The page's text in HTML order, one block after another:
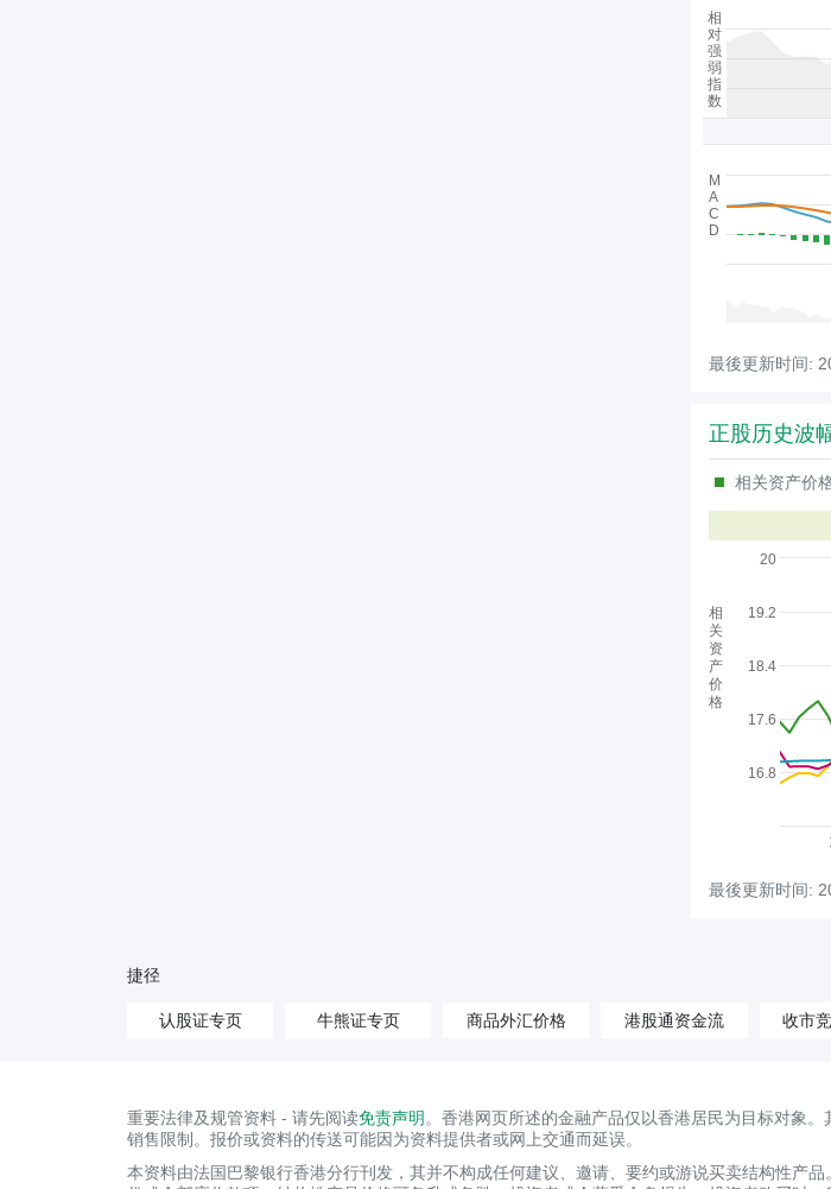
相
对
强
弱
指
数
M
A
C
D
最後更新时间:
正股历史波
相关资产价
16.8
17.6
18.4
19.2
20
相
关
资
产
价
格
最後更新时间:
捷径
认股证专页 牛熊证专页 商品外汇价格 港股通资金流 收市
重要法律及规管资料 - 请先阅读免责声明 。香港网页所述的金融产品仅以香港居民为目标对象
销售限制。报价或资料的传送可能因为资料提供者或网上交通而延误。
本资料由法国巴黎银行香港分行刊发，其并不构成任何建议、邀请、要约或游说买卖结构性产